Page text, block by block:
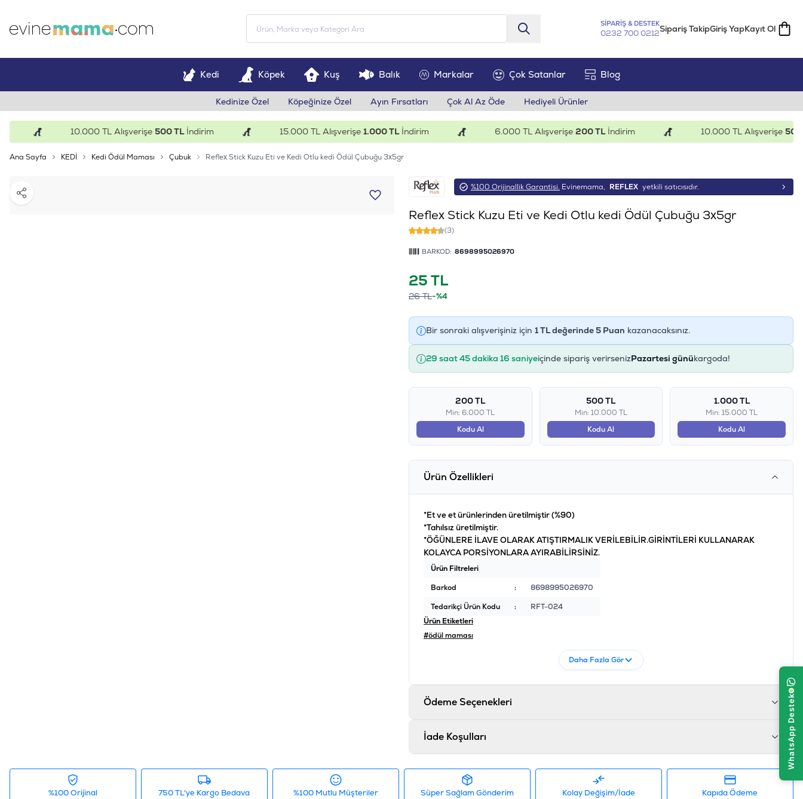
SİPARİŞ & DESTEK
0232 700 0212Sipariş TakipGiriş YapKayıt Ol
Kedi Köpek Kuş Balık Markalar Çok Satanlar Blog
Kedinize Özel Köpeğinize Özel Ayın Fırsatları Çok Al Az Öde Hediyeli Ürünler
10.000 TL Alışverişe500 TLİndirim 15.000 TL Alışverişe1.000 TLİndirim 6.000 TL Alışverişe200 TLİndirim 10.000 TL Alışverişe500 TL
Ana Sayfa KEDİ Kedi Ödül Maması Çubuk Reflex Stick Kuzu Eti ve Kedi Otlu kedi Ödül Çubuğu 3x5gr
Paylaş
%100 Orijinallik Garantisi. Evinemama, REFLEX yetkili satıcısıdır.
Reflex Stick Kuzu Eti ve Kedi Otlu kedi Ödül Çubuğu 3x5gr
(3)
BARKOD: 8698995026970
25TL
26TL-%4
Bir sonraki alışverişiniz için 1TL değerinde5Puan kazanacaksınız.
29 saat 45 dakika 16 saniyeiçinde sipariş verirsenizPazartesi günükargoda!
200 TL
Min: 6.000 TL
Kodu Al
500 TL
Min: 10.000 TL
Kodu Al
1.000 TL
Min: 15.000 TL
Kodu Al
Ürün Özellikleri
*Et ve et ürünlerinden üretilmiştir (%90)
*Tahılsız üretilmiştir.
*ÖĞÜNLERE İLAVE OLARAK ATIŞTIRMALIK VERİLEBİLİR.GİRİNTİLERİ KULLANARAK
KOLAYCA PORSİYONLARA AYIRABİLİRSİNİZ.
Ürün Filtreleri
Barkod
:
8698995026970
Tedarikçi Ürün Kodu
:
RFT-024
Ürün Etiketleri
#ödül maması
Daha Fazla Gör
Ödeme Seçenekleri
İade Koşulları
%100 Orijinal 750 TL'ye Kargo Bedava %100 Mutlu Müşteriler Süper Sağlam Gönderim Kolay Değişim/İade Kapıda Ödeme